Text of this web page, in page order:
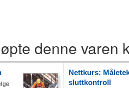
denne varen
Nettkurs:
sluttkontroll